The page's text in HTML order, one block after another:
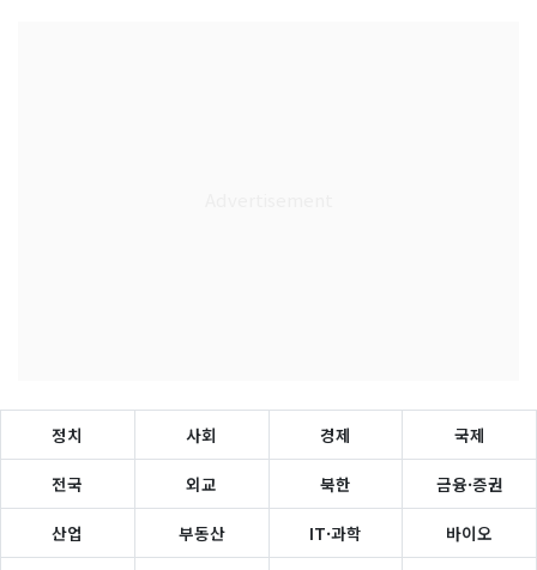
정치 사회 경제 국제
전국 외교 북한 금융·증권
산업 부동산 IT·과학 바이오